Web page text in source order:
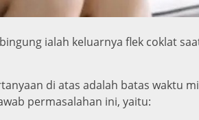
ialah keluarnya flek coklat
di atas adalah batas waktu
permasalahan ini, yaitu: